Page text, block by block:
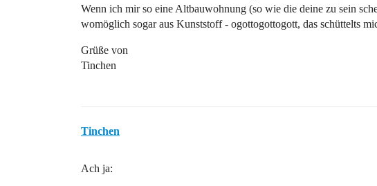
Wenn ich mir so eine Altbauwohnung (so wie die deine zu sein
womöglich sogar aus Kunststoff - ogottogottogott, das schüttelts
Grüße von
Tinchen
Tinchen
Ach ja: